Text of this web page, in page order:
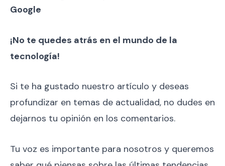
Google
¡No te quedes atrás en el mundo de la
tecnología!
Si te ha gustado nuestro artículo y deseas
profundizar en temas de actualidad, no dudes en
dejarnos tu opinión en los comentarios.
Tu voz es importante para nosotros y queremos